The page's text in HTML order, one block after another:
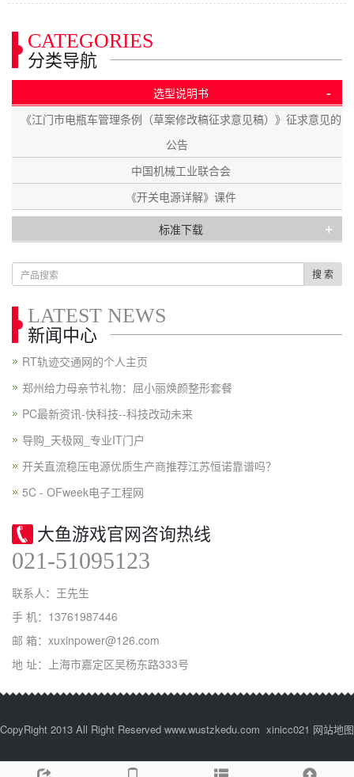
CATEGORIES
分类导航
选型说明书 -
《江门市电瓶车管理条例（草案修改稿征求意见稿）》征求意见的
公告
中国机械工业联合会
《开关电源详解》课件
标准下载 +
搜 索
LATEST NEWS
新闻中心
RT轨迹交通网的个人主页
郑州给力母亲节礼物：屈小丽焕颜整形套餐
PC最新资讯-快科技--科技改动未来
导购_天极网_专业IT门户
开关直流稳压电源优质生产商推荐江苏恒诺靠谱吗？
5C - OFweek电子工程网
大鱼游戏官网咨询热线
021-51095123
联系人：王先生
手 机：13761987446
邮 箱：xuxinpower@126.com
地 址：上海市嘉定区吴杨东路333号
CopyRight 2013 All Right Reserved www.wustzkedu.com xinicc021 网站地图